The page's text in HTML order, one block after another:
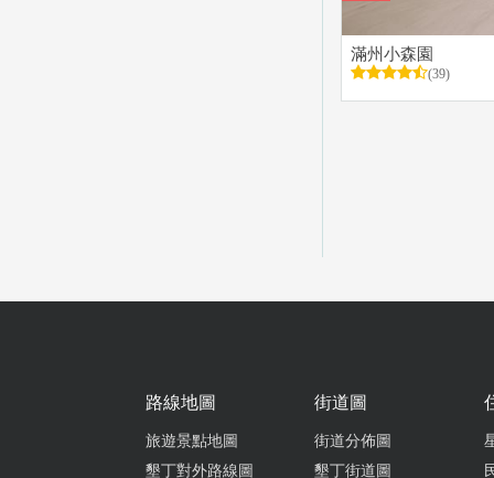
滿州小森園
(39)
路線地圖
旅遊景點地圖
墾丁對外路線圖
街道圖
街道分佈圖
墾丁街道圖